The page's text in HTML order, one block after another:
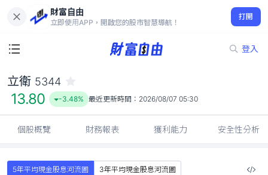
財富自由
立即使用APP，開啟您的股市智慧導航！
打開
登入
13.80
-3.48%
立衛 5344
13.80 -3.48% 最近更新時間： 2026/08/07 05:30
個股概覽 財務報表 獲利能力 安全性分析
5年平均現金股息河流圖
3年平均現金股息河流圖